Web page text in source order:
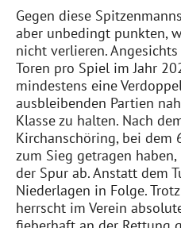
Gegen diese
aber unbedingt punkten,
nicht verlieren.
Toren pro Spiel im Jahr
mindestens eine
ausbleibenden Partien
Klasse zu halten. Nach
Kirchanschöring, bei dem
zum Sieg getragen
der Spur ab. Anstatt dem
Niederlagen in Folge.
herrscht im Verein